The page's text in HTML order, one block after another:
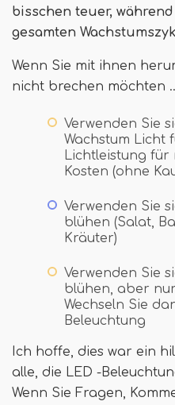
bisschen teuer,
gesamten
Wenn Sie mit ihnen
nicht brechen möchten
Verwenden Sie
Wachstum Licht
Lichtleistung
Kosten (ohne
Verwenden Sie
blühen (Salat,
Kräuter)
Verwenden Sie
blühen, aber
Wechseln Sie
Beleuchtung
Ich hoffe, dies war ein
alle, die LED -
Wenn Sie Fragen,